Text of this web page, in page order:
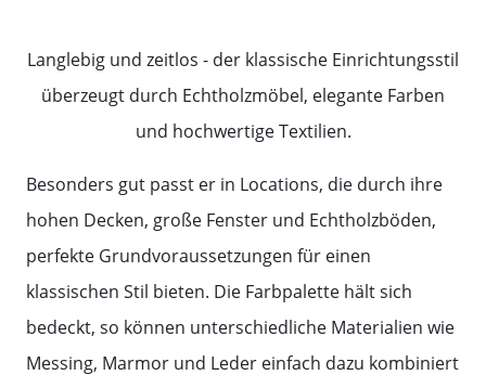
Langlebig und zeitlos - der klassische Einrichtungsstil
überzeugt durch Echtholzmöbel, elegante Farben
und hochwertige Textilien.
Besonders gut passt er in Locations, die durch ihre
hohen Decken, große Fenster und Echtholzböden,
perfekte Grundvoraussetzungen für einen
klassischen Stil bieten. Die Farbpalette hält sich
bedeckt, so können unterschiedliche Materialien wie
Messing, Marmor und Leder einfach dazu kombiniert